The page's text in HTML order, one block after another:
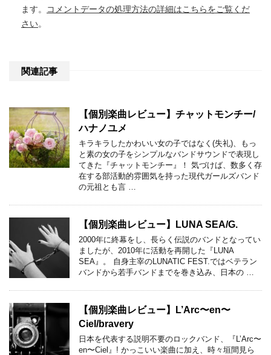
ます。
コメントデータの処理方法の詳細はこちらをご覧くだ
さい。
関連記事
【個別楽曲レビュー】チャットモンチー/
ハナノユメ
キラキラしたかわいい女の子ではなく(失礼)、もっ
と素の女の子をシンプルなバンドサウンドで表現し
てきた『チャットモンチー』！ 気づけば、数多く存
在する部活動的雰囲気を持った現代ガールズバンド
の元祖とも言 …
【個別楽曲レビュー】LUNA SEA/G.
2000年に終幕をし、長らく伝説のバンドとなってい
ましたが、2010年に活動を再開した『LUNA
SEA』。 自身主宰のLUNATIC FEST.ではベテラン
バンドから若手バンドまでを巻き込み、日本の …
【個別楽曲レビュー】L’Arc〜en〜
Ciel/bravery
日本を代表する説明不要のロックバンド、『L’Arc〜
en〜Ciel』! かっこいい楽曲に加え、時々垣間見ら